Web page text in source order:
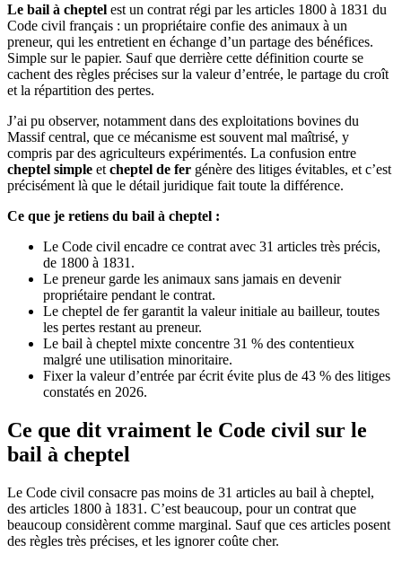
Le bail à cheptel est un contrat régi par les articles 1800 à 1831 du
Code civil français : un propriétaire confie des animaux à un
preneur, qui les entretient en échange d’un partage des bénéfices.
Simple sur le papier. Sauf que derrière cette définition courte se
cachent des règles précises sur la valeur d’entrée, le partage du croît
et la répartition des pertes.
J’ai pu observer, notamment dans des exploitations bovines du
Massif central, que ce mécanisme est souvent mal maîtrisé, y
compris par des agriculteurs expérimentés. La confusion entre
cheptel simple et cheptel de fer génère des litiges évitables, et c’est
précisément là que le détail juridique fait toute la différence.
Ce que je retiens du bail à cheptel :
Le Code civil encadre ce contrat avec 31 articles très précis,
de 1800 à 1831.
Le preneur garde les animaux sans jamais en devenir
propriétaire pendant le contrat.
Le cheptel de fer garantit la valeur initiale au bailleur, toutes
les pertes restant au preneur.
Le bail à cheptel mixte concentre 31 % des contentieux
malgré une utilisation minoritaire.
Fixer la valeur d’entrée par écrit évite plus de 43 % des litiges
constatés en 2026.
Ce que dit vraiment le Code civil sur le
bail à cheptel
Le Code civil consacre pas moins de 31 articles au bail à cheptel,
des articles 1800 à 1831. C’est beaucoup, pour un contrat que
beaucoup considèrent comme marginal. Sauf que ces articles posent
des règles très précises, et les ignorer coûte cher.